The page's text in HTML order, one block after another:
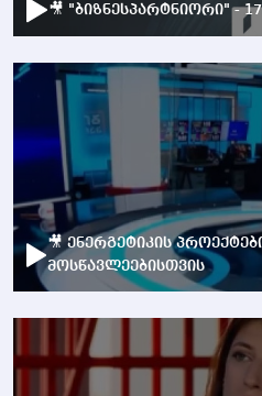
🎥 "ბიზნესპარტნიორი" -
🎥 ენერგეტიკის
მოსწავლეებისთვის